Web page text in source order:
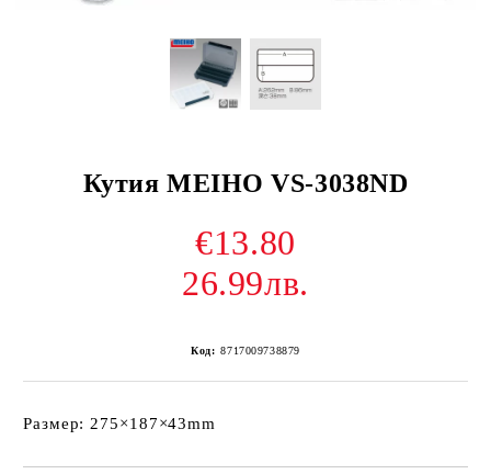
Кутия MEIHO VS-3038ND
€13.80
26.99лв.
Код: 8717009738879
Размер: 275×187×43mm